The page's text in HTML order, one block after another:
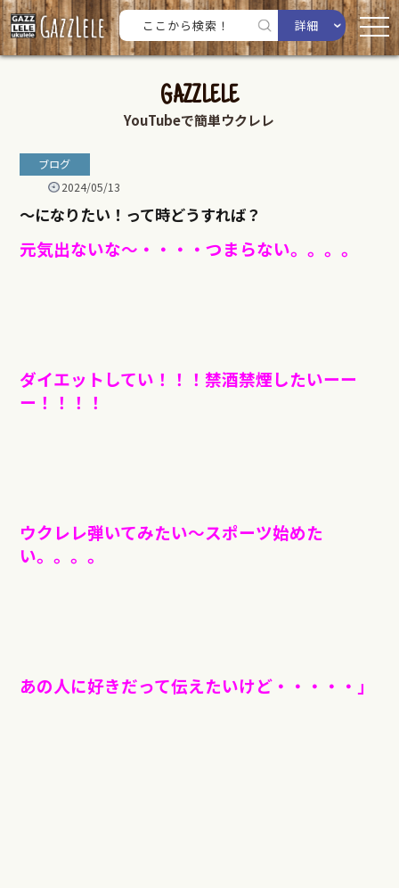
詳細
GAZZLELE
YouTubeで簡単ウクレレ
ブログ
2024/05/13
〜になりたい！って時どうすれば？
元気出ないな〜・・・・つまらない。。。。
ダイエットしてい！！！禁酒禁煙したいーー
ー！！！！
ウクレレ弾いてみたい〜スポーツ始めた
い。。。。
あの人に好きだって伝えたいけど・・・・・」